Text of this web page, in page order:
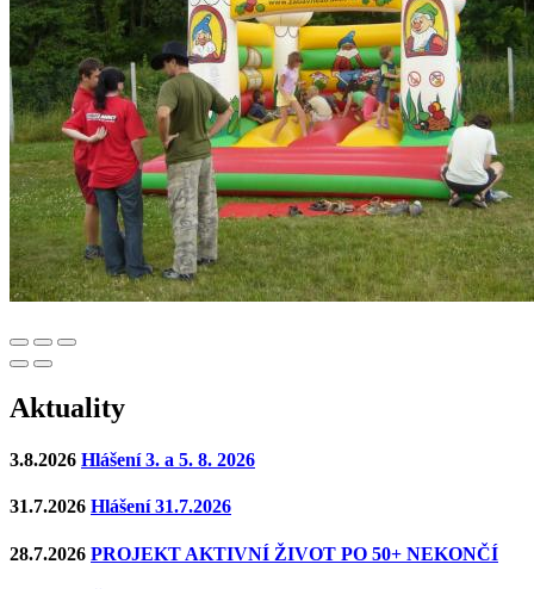
Aktuality
3.8.2026 Hlášení 3. a 5. 8. 2026
31.7.2026 Hlášení 31.7.2026
28.7.2026 PROJEKT AKTIVNÍ ŽIVOT PO 50+ NEKONČÍ